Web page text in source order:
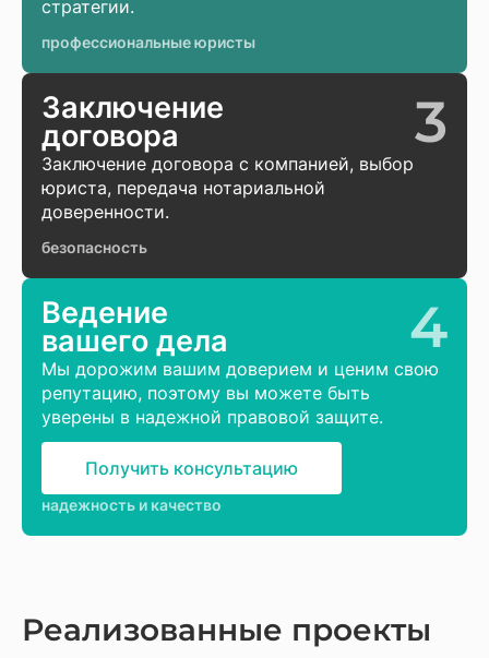
стратегии.
профессиональные юристы
Заключение
договора
3
Заключение договора с компанией, выбор
юриста, передача нотариальной
доверенности.
безопасность
Ведение
вашего дела
4
Мы дорожим вашим доверием и ценим свою
репутацию, поэтому вы можете быть
уверены в надежной правовой защите.
Получить консультацию
надежность и качество
Реализованные проекты